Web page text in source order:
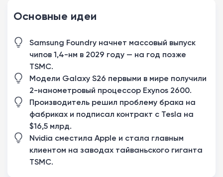
Основные идеи
Samsung Foundry начнет массовый выпуск
чипов 1,4-нм в 2029 году — на год позже
TSMC.
Модели Galaxy S26 первыми в мире получили
2-нанометровый процессор Exynos 2600.
Производитель решил проблему брака на
фабриках и подписал контракт с Tesla на
$16,5 млрд.
Nvidia сместила Apple и стала главным
клиентом на заводах тайваньского гиганта
TSMC.